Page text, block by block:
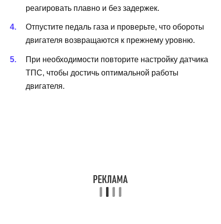
реагировать плавно и без задержек.
Отпустите педаль газа и проверьте, что обороты
двигателя возвращаются к прежнему уровню.
При необходимости повторите настройку датчика
ТПС, чтобы достичь оптимальной работы
двигателя.